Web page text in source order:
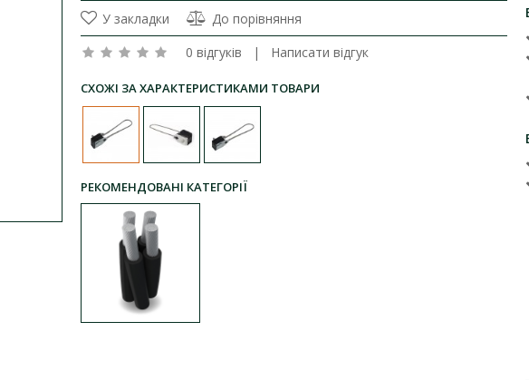
У закладки
До порівняння
0 відгуків | Написати відгук
СХОЖІ ЗА ХАРАКТЕРИСТИКАМИ ТОВАРИ
РЕКОМЕНДОВАНІ КАТЕГОРІЇ